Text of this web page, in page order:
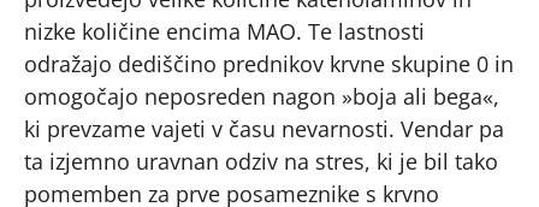
nizke količine encima MAO. Te lastnosti
odražajo dediščino prednikov krvne skupine 0 in
omogočajo neposreden nagon »boja ali bega«,
ki prevzame vajeti v času nevarnosti. Vendar pa
ta izjemno uravnan odziv na stres, ki je bil tako
pomemben za prve posameznike s krvno